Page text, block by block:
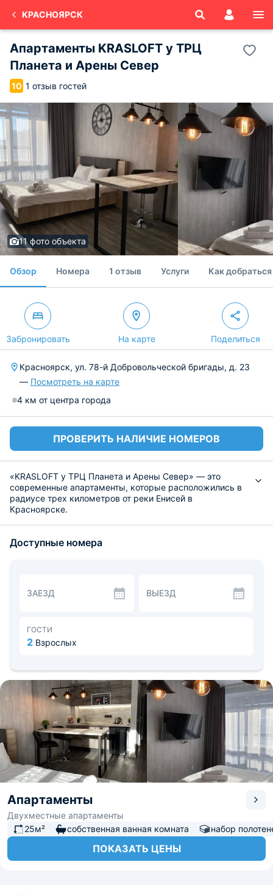
КРАСНОЯРСК
Апартаменты KRASLOFT у ТРЦ
Планета и Арены Север
10 1 отзыв гостей
11 фото объекта
Обзор Номера 1 отзыв Услуги Как
Забронировать На карте Поделиться
Красноярск, ул. 78-й Добровольческой бригады, д. 23
— Посмотреть на карте
4 км от центра города
ПРОВЕРИТЬ НАЛИЧИЕ НОМЕРОВ
«KRASLOFT у ТРЦ Планета и Арены Север» — это
современные апартаменты, которые расположились в
радиусе трех километров от реки Енисей в
Красноярске.
проживания, включая двуспальную кровать и плоский
плотные шторы, разноплановое освещение и лоджия с
видом на город.
могли насладиться горячим напитком или легким
перекусом. В здании апартаментов находится
Церковь святого Саркиса, Музей археологии и
этнографии Красноярского педагогического
университета им. В. П. Астафьева. Расстояние до
ближайшего регионального аэропорта «Черемшанка»
— 26,7 км, а до железнодорожного вокзала — 6,4 км.
Доступные номера
ЗАЕЗД ВЫЕЗД
ГОСТИ
2 Взрослых
Апартаменты
Двухместные апартаменты
25м²
собственная ванная комната набор
ПОКАЗАТЬ ЦЕНЫ